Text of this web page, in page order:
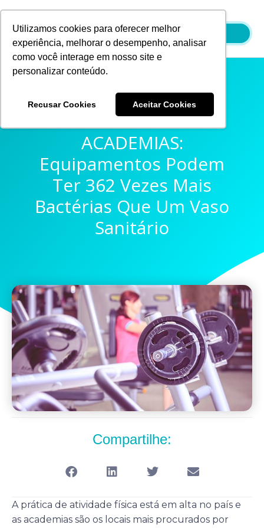
Utilizamos cookies para oferecer melhor
experiência, melhorar o desempenho, analisar
como você interage em nosso site e
personalizar conteúdo.
Recusar Cookies Aceitar Cookies
conteúdo
CUIDADOS NAS
ACADEMIAS:
Equipamentos Podem
Ter 362 Vezes Mais
Bactérias Que Um Vaso
Sanitário
Compartilhe:
A prática de atividade física está em alta no país e
as academias são os locais mais procurados por